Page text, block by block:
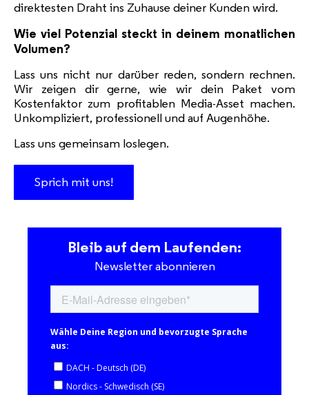
direktesten Draht ins Zuhause deiner Kunden wird.
Wie viel Potenzial steckt in deinem monatlichen
Volumen?
Lass uns nicht nur darüber reden, sondern rechnen.
Wir zeigen dir gerne, wie wir dein Paket vom
Kostenfaktor zum profitablen Media-Asset machen.
Unkompliziert, professionell und auf Augenhöhe.
Lass uns gemeinsam loslegen.
Sprich mit uns!
Bleib auf dem Laufenden:
Newsletter abonnieren